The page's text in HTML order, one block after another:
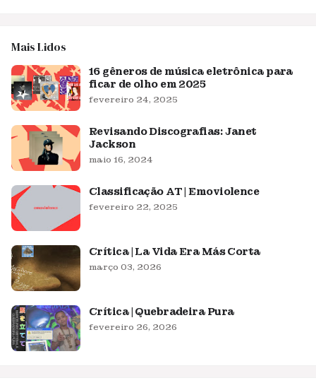
Mais Lidos
16 gêneros de música eletrônica para
ficar de olho em 2025
fevereiro 24, 2025
Revisando Discografias: Janet
Jackson
maio 16, 2024
Classificação AT | Emoviolence
fevereiro 22, 2025
Crítica | La Vida Era Más Corta
março 03, 2026
Crítica | Quebradeira Pura
fevereiro 26, 2026